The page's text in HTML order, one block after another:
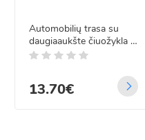
Automobilių trasa su
daugiaaukšte čiuožykla ir
garažu, 7 lygių, 8
13.70€